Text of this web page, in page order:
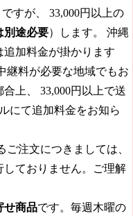
すが、 33,000円 以上の
別途必要）します。 沖縄
加料金が掛かります
継料が必要な地域でもお
上、
33,000円 以上で送
にて追加料金をお知ら
ご注文につきましては、
しておりません。ご理解
せ商品です。毎週木曜の